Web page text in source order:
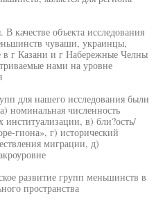
качестве объекта исследования
чуваши, украинцы,
г Казани и г Набережные Челны
нами на уровне
для нашего исследования были
номинальная численность
институализации, в) бли?ость/
гиона», г) исторический
миграции, д)
развитие групп меньшинств в
пространства